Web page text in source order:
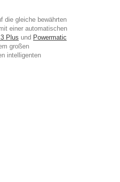
die gleiche bewährten
einer automatischen
Plus und Powermatic
großen
intelligenten